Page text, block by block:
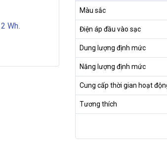
Wh.
Màu sắc
Điện áp đầu vào sạc
Dung lượng định mức
Năng lượng định mức
Cung cấp thời gian hoạt
Tương thích